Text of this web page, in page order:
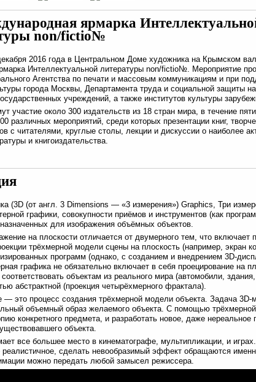
ярмарка
non/fictio№
2016 года в Центральном Доме художника на Крымском
Интеллектуальной литературы non/fictio№. Мероприятие
Агентства по печати и массовым коммуникациям и при
города Москвы, Департамента труда и социальной защиты
учреждений, а также институтов культуры
участие около 300 издательств из 18 стран мира, в течение
различных мероприятий, среди которых презентации книг,
с читателями, круглые столы, лекции и дискуссии о наиболее
и книгоиздательства.
(3D (от англ. 3 Dimensions — «3 измерения») Graphics, Три
графики, совокупности приёмов и инструментов (как
для изображения объёмных объектов.
на плоскости отличается от двумерного тем, что включает
трёхмерной модели сцены на плоскость (например, экран
программ (однако, с созданием и внедрением 3D-
графика не обязательно включает в себя проецирование на
объектам из реального мира (автомобили, здания,
абстрактной (проекция четырёхмерного фрактала).
— это процесс создания трёхмерной модели объекта. Задача
объемный образ желаемого объекта. С помощью
конкретного предмета, и разработать новое, даже нереальное
объекта.
все большее место в кинематографе, мультипликации, и
реалистичное, сделать невообразимый эффект обращаются
можно передать любой замысел режиссера.